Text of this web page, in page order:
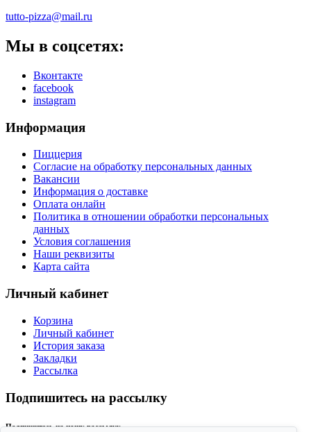
tutto-pizza@mail.ru
Мы в соцсетях:
Вконтакте
facebook
instagram
Информация
Пиццерия
Согласие на обработку персональных данных
Вакансии
Информация о доставке
Оплата онлайн
Политика в отношении обработки персональных
данных
Условия соглашения
Наши реквизиты
Карта сайта
Личный кабинет
Корзина
Личный кабинет
История заказа
Закладки
Рассылка
Подпишитесь на рассылку
Подпишитесь на нашу рассылку